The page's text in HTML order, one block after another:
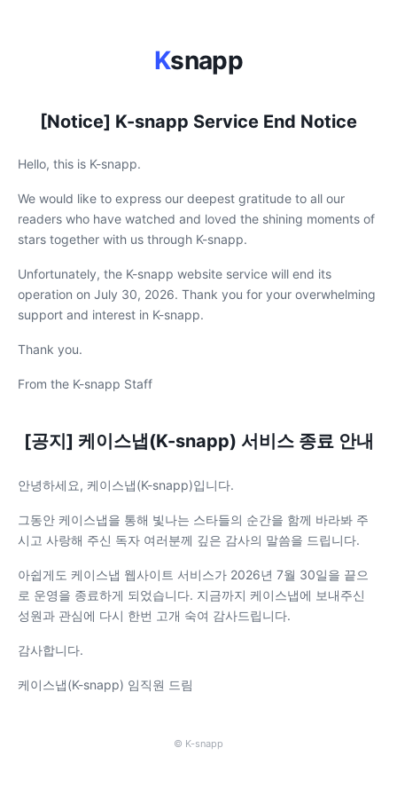
Ksnapp
[Notice] K-snapp Service End Notice
Hello, this is K-snapp.
We would like to express our deepest gratitude to all our
readers who have watched and loved the shining moments of
stars together with us through K-snapp.
Unfortunately, the K-snapp website service will end its
operation on July 30, 2026. Thank you for your overwhelming
support and interest in K-snapp.
Thank you.
From the K-snapp Staff
[공지] 케이스냅(K-snapp) 서비스 종료 안내
안녕하세요, 케이스냅(K-snapp)입니다.
그동안 케이스냅을 통해 빛나는 스타들의 순간을 함께 바라봐 주
시고 사랑해 주신 독자 여러분께 깊은 감사의 말씀을 드립니다.
아쉽게도 케이스냅 웹사이트 서비스가 2026년 7월 30일을 끝으
로 운영을 종료하게 되었습니다. 지금까지 케이스냅에 보내주신
성원과 관심에 다시 한번 고개 숙여 감사드립니다.
감사합니다.
케이스냅(K-snapp) 임직원 드림
© K-snapp